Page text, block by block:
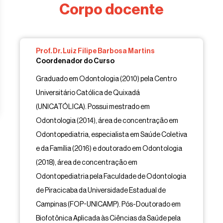
Corpo docente
Prof. Dr. Luiz Filipe Barbosa Martins
Coordenador do Curso
Graduado em Odontologia (2010) pela Centro
Universitário Católica de Quixadá
(UNICATÓLICA). Possui mestrado em
Odontologia (2014), área de concentração em
Odontopediatria, especialista em Saúde Coletiva
e da Família (2016) e doutorado em Odontologia
(2018), área de concentração em
Odontopediatria pela Faculdade de Odontologia
de Piracicaba da Universidade Estadual de
Campinas (FOP-UNICAMP). Pós-Doutorado em
Biofotônica Aplicada às Ciências da Saúde pela